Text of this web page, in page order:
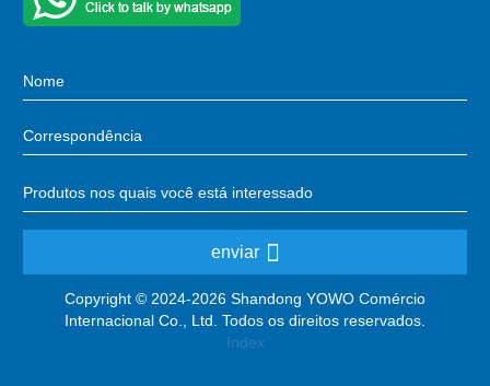
enviar
Copyright © 2024-2026 Shandong YOWO Comércio
Internacional Co., Ltd. Todos os direitos reservados.
Index